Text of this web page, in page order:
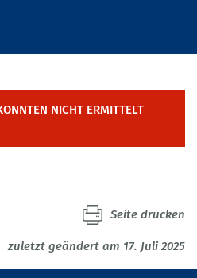
NICHT ERMITTELT
zuletzt geändert am 17. Juli 2025
Seite drucken